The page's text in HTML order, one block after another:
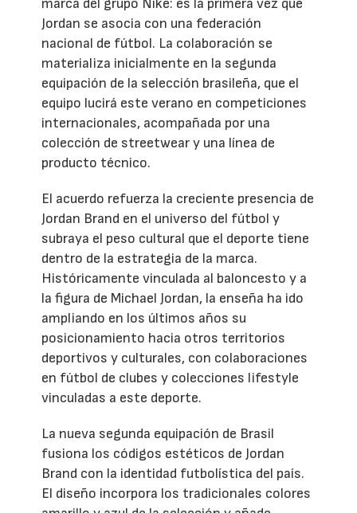
marca del grupo Nike: es la primera vez que
Jordan se asocia con una federación
nacional de fútbol. La colaboración se
materializa inicialmente en la segunda
equipación de la selección brasileña, que el
equipo lucirá este verano en competiciones
internacionales, acompañada por una
colección de streetwear y una línea de
producto técnico.
El acuerdo refuerza la creciente presencia de
Jordan Brand en el universo del fútbol y
subraya el peso cultural que el deporte tiene
dentro de la estrategia de la marca.
Históricamente vinculada al baloncesto y a
la figura de Michael Jordan, la enseña ha ido
ampliando en los últimos años su
posicionamiento hacia otros territorios
deportivos y culturales, con colaboraciones
en fútbol de clubes y colecciones lifestyle
vinculadas a este deporte.
La nueva segunda equipación de Brasil
fusiona los códigos estéticos de Jordan
Brand con la identidad futbolística del país.
El diseño incorpora los tradicionales colores